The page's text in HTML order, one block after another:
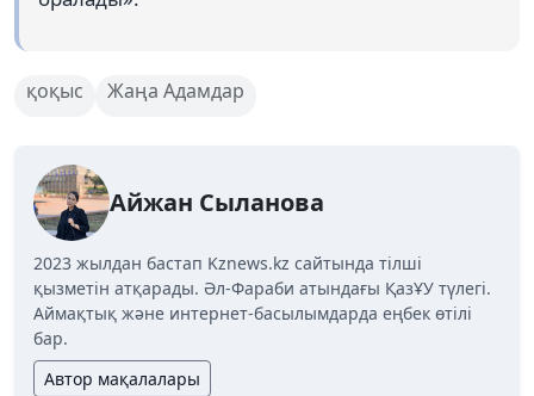
қоқыс Жаңа Адамдар
Айжан Сыланова
2023 жылдан бастап Kznews.kz сайтында тілші
қызметін атқарады. Әл-Фараби атындағы ҚазҰУ түлегі.
Аймақтық және интернет-басылымдарда еңбек өтілі
бар.
Автор мақалалары